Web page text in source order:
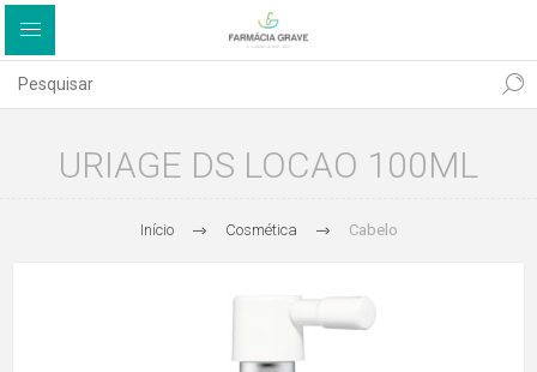
URIAGE DS LOCAO 100ML
Início Cosmética Cabelo